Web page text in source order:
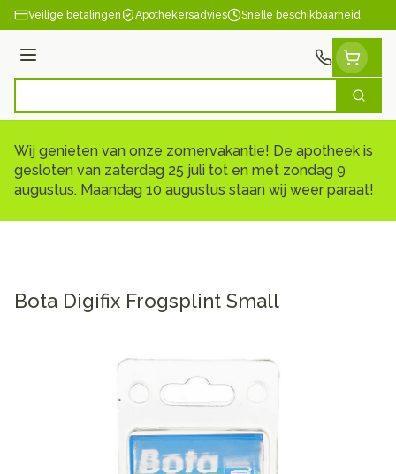
Ga naar de inhoud
Veilige betalingen Apothekersadvies Snelle beschikbaarheid
Menu
Product, merk, categorie... Zoek
Wij genieten van onze zomervakantie! De apotheek is
gesloten van zaterdag 25 juli tot en met zondag 9
augustus. Maandag 10 augustus staan wij weer paraat!
Bota Digifix Frogsplint Small